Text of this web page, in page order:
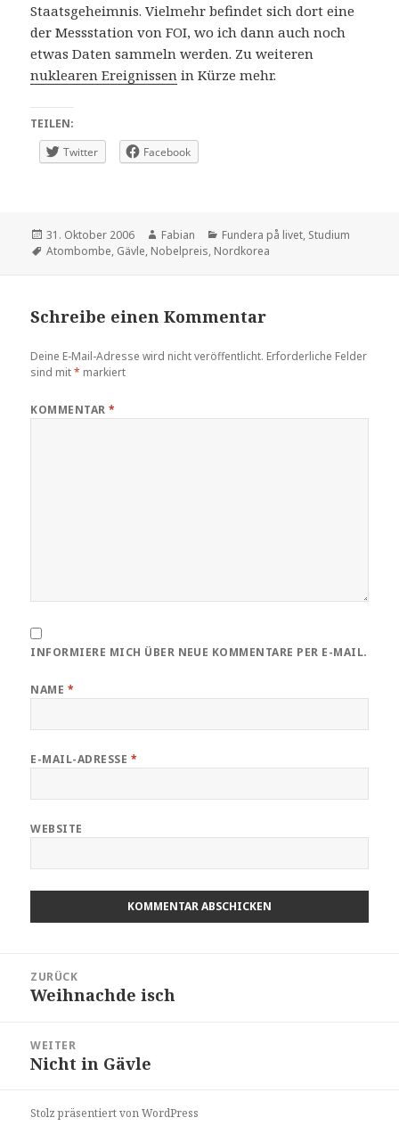
Staatsgeheimnis. Vielmehr befindet sich dort eine
der Messstation von FOI, wo ich dann auch noch
etwas Daten sammeln werden. Zu weiteren
nuklearen Ereignissen in Kürze mehr.
TEILEN:
Twitter
Facebook
Veröffentlicht
am
31. Oktober 2006 Autor
Fabian Kategorien
Fundera på livet, Studium
Schlagwörter
Atombombe, Gävle, Nobelpreis, Nordkorea
Schreibe einen Kommentar
Deine E-Mail-Adresse wird nicht veröffentlicht. Erforderliche Felder
sind mit* markiert
KOMMENTAR*
INFORMIERE MICH ÜBER NEUE KOMMENTARE PER E-MAIL.
NAME *
E-MAIL-ADRESSE *
WEBSITE
ZURÜCK
Vorheriger
Weihnachde isch
WEITER
Nächster
Nicht in Gävle
Stolz präsentiert von WordPress